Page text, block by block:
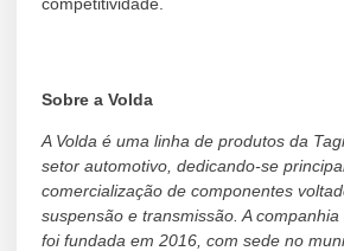
Sobre a Volda
A Volda é uma linha de produtos da
setor automotivo, dedicando-se
comercialização de componentes
suspensão e transmissão. A
foi fundada em 2016, com sede no